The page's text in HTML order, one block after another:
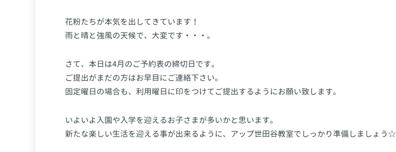
花粉たちが本気を出してきています！
雨と晴と強風の天候で、大変です・・・。
さて、本日は4月のご予約表の締切日です。
ご提出がまだの方はお早目にご連絡下さい。
固定曜日の場合も、利用曜日に印をつけてご提出するようにお願い致します。
いよいよ入園や入学を迎えるお子さまが多いかと思います。
新たな楽しい生活を迎える事が出来るように、アップ世田谷教室でしっかり準備しましょう☆